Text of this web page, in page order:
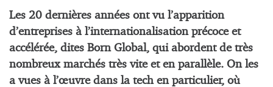
Les 20 dernières années ont vu l’apparition
d’entreprises à l’internationalisation précoce et
accélérée, dites Born Global, qui abordent de très
nombreux marchés très vite et en parallèle. On les
a vues à l’œuvre dans la tech en particulier, où